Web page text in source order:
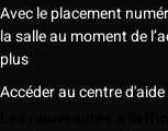
Avec le placement
la salle au moment de
plus
Accéder au centre d'aide